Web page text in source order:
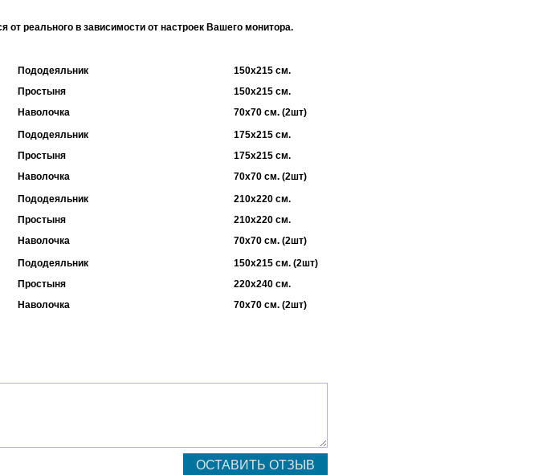
от реального в зависимости от настроек Вашего монитора.
Пододеяльник
Простыня
Наволочка
150х215 см.
150х215 см.
70х70 см. (2шт)
Пододеяльник
Простыня
Наволочка
175х215 см.
175х215 см.
70х70 см. (2шт)
Пододеяльник
Простыня
Наволочка
210х220 см.
210х220 см.
70х70 см. (2шт)
Пододеяльник
Простыня
Наволочка
150х215 см. (2шт)
220х240 см.
70х70 см. (2шт)